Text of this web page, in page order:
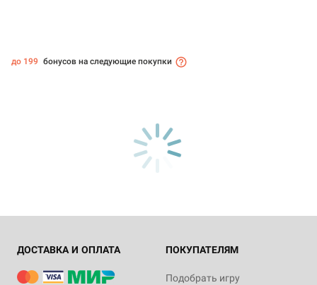
до 199 бонусов на следующие покупки
ДОСТАВКА И ОПЛАТА ПОКУПАТЕЛЯМ
Подобрать игру